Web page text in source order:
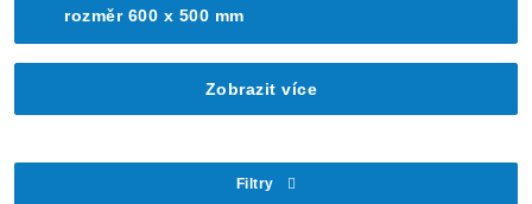
rozměr 600 x 500 mm
Zobrazit více
Filtry